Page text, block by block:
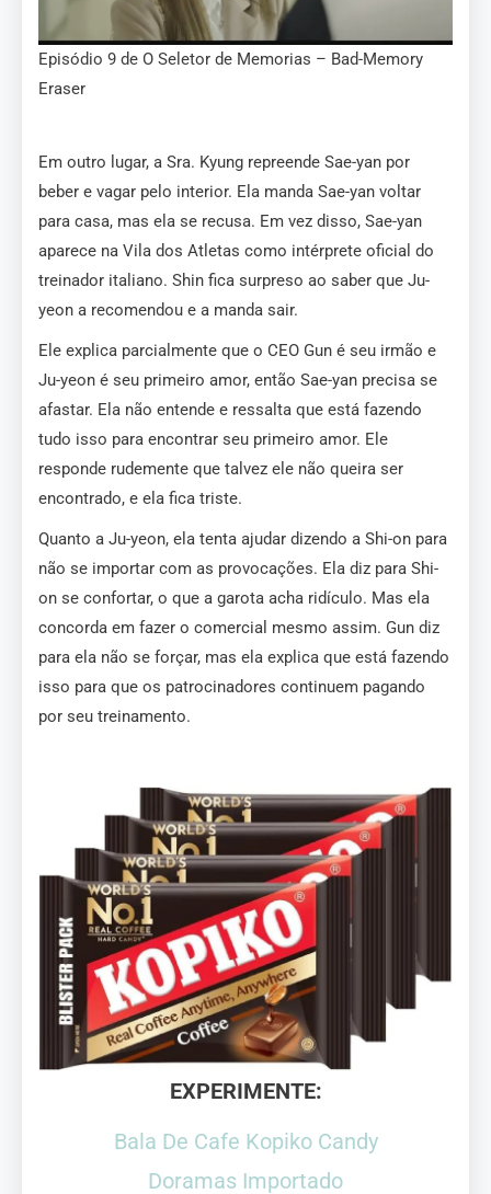
Episódio 9 de O Seletor de Memorias – Bad-Memory
Eraser
Em outro lugar, a Sra. Kyung repreende Sae-yan por
beber e vagar pelo interior. Ela manda Sae-yan voltar
para casa, mas ela se recusa. Em vez disso, Sae-yan
aparece na Vila dos Atletas como intérprete oficial do
treinador italiano. Shin fica surpreso ao saber que Ju-
yeon a recomendou e a manda sair.
Ele explica parcialmente que o CEO Gun é seu irmão e
Ju-yeon é seu primeiro amor, então Sae-yan precisa se
afastar. Ela não entende e ressalta que está fazendo
tudo isso para encontrar seu primeiro amor. Ele
responde rudemente que talvez ele não queira ser
encontrado, e ela fica triste.
Quanto a Ju-yeon, ela tenta ajudar dizendo a Shi-on para
não se importar com as provocações. Ela diz para Shi-
on se confortar, o que a garota acha ridículo. Mas ela
concorda em fazer o comercial mesmo assim. Gun diz
para ela não se forçar, mas ela explica que está fazendo
isso para que os patrocinadores continuem pagando
por seu treinamento.
EXPERIMENTE:
Bala De Cafe Kopiko Candy
Doramas Importado